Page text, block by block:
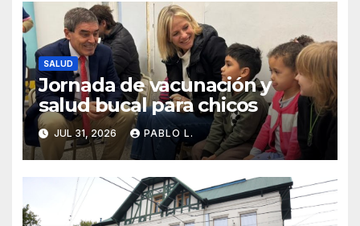
SALUD
Jornada de vacunación y
salud bucal para chicos
JUL 31, 2026 PABLO L.